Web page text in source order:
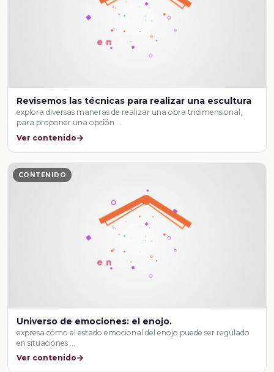
Revisemos las técnicas para realizar una escultura
explora diversas maneras de realizar una obra tridimensional,
para proponer una opción …
Ver contenido
CONTENIDO
Universo de emociones: el enojo.
expresa cómo el estado emocional del enojo puede ser regulado
en situaciones …
Ver contenido